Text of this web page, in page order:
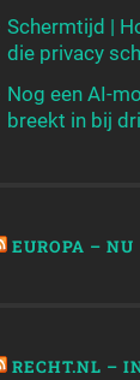
Schermtijd |
die privacy
Nog een AI-
breekt in bij
EUROPA – NU
RECHT.NL –